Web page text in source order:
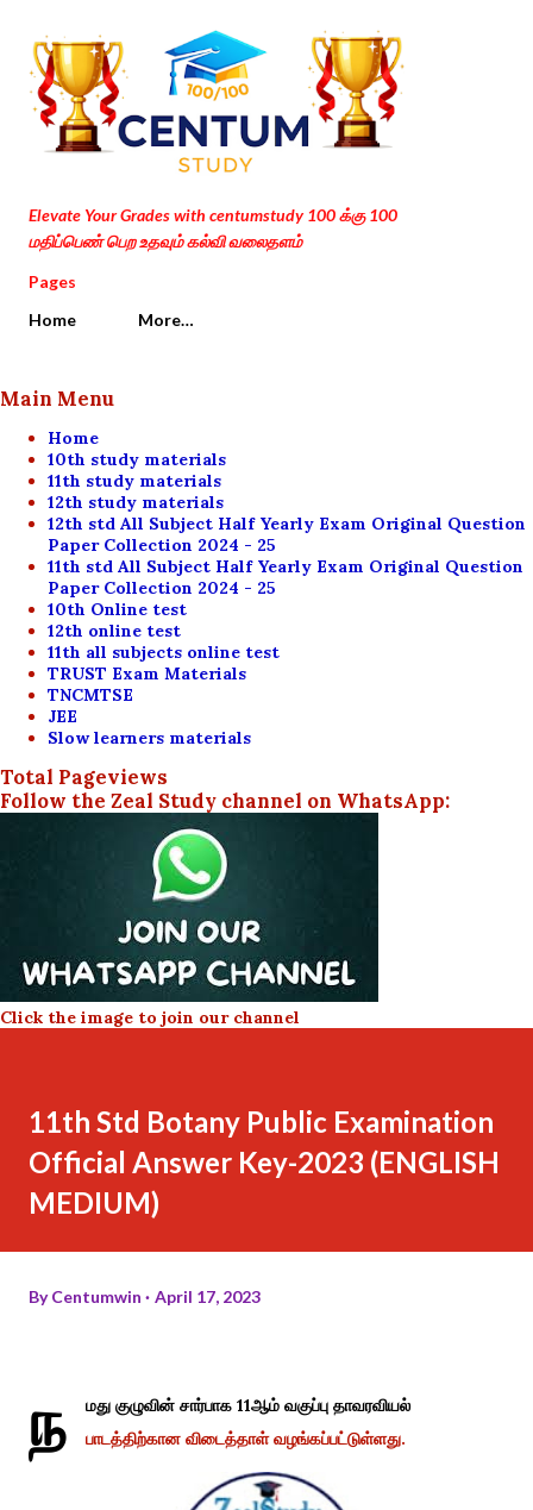
Skip to main content
Elevate Your Grades with centumstudy 100 க்கு 100
மதிப்பெண் பெற உதவும் கல்வி வலைதளம்
Pages
Home
More…
Main Menu
Home
10th study materials
11th study materials
12th study materials
12th std All Subject Half Yearly Exam Original Question
Paper Collection 2024 - 25
11th std All Subject Half Yearly Exam Original Question
Paper Collection 2024 - 25
10th Online test
12th online test
11th all subjects online test
TRUST Exam Materials
TNCMTSE
JEE
Slow learners materials
Total Pageviews
Follow the Zeal Study channel on WhatsApp:
Click the image to join our channel
11th Std Botany Public Examination
Official Answer Key-2023 (ENGLISH
MEDIUM)
ByCentumwin April 17, 2023
ந
மது குழுவின் சார்பாக 11ஆம் வகுப்பு தாவரவியல்
பாடத்திற்கான விடைத்தாள் வழங்கப்பட்டுள்ளது.